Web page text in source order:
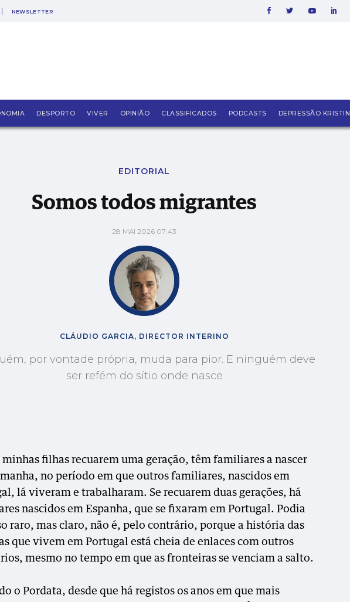
NEWSLETTER
DESPORTO VIVER OPINIÃO CLASSIFICADOS PODCASTS DEPRESSÃO KRISTIN
EDITORIAL
Somos todos migrantes
28 MAI 2026 07:43
CLÁUDIO GARCIA, DIRECTOR INTERINO
por vontade própria, muda para pior. E ninguém deve
ser refém do sítio onde nasce
minhas filhas recuarem uma geração, têm familiares a nascer
no período em que outros familiares, nascidos em
lá viveram e trabalharam. Se recuarem duas gerações, há
nascidos em Espanha, que se fixaram em Portugal. Podia
raro, mas claro, não é, pelo contrário, porque a história das
que vivem em Portugal está cheia de enlaces com outros
mesmo no tempo em que as fronteiras se venciam a salto.
o Pordata, desde que há registos os anos em que mais